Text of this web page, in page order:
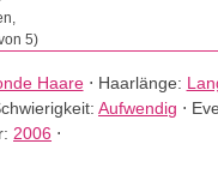
5)
Haare⋅ Haarlänge:
Aufwendig ⋅
2006 ⋅